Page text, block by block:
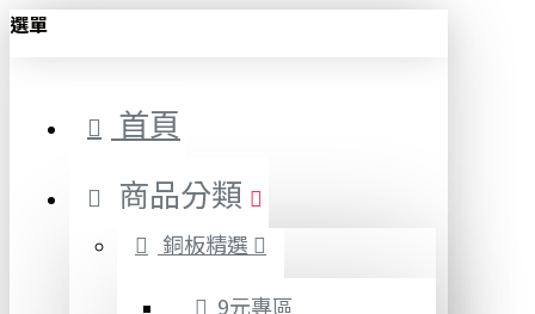
選單
首頁
商品分類
銅板精選
9元專區